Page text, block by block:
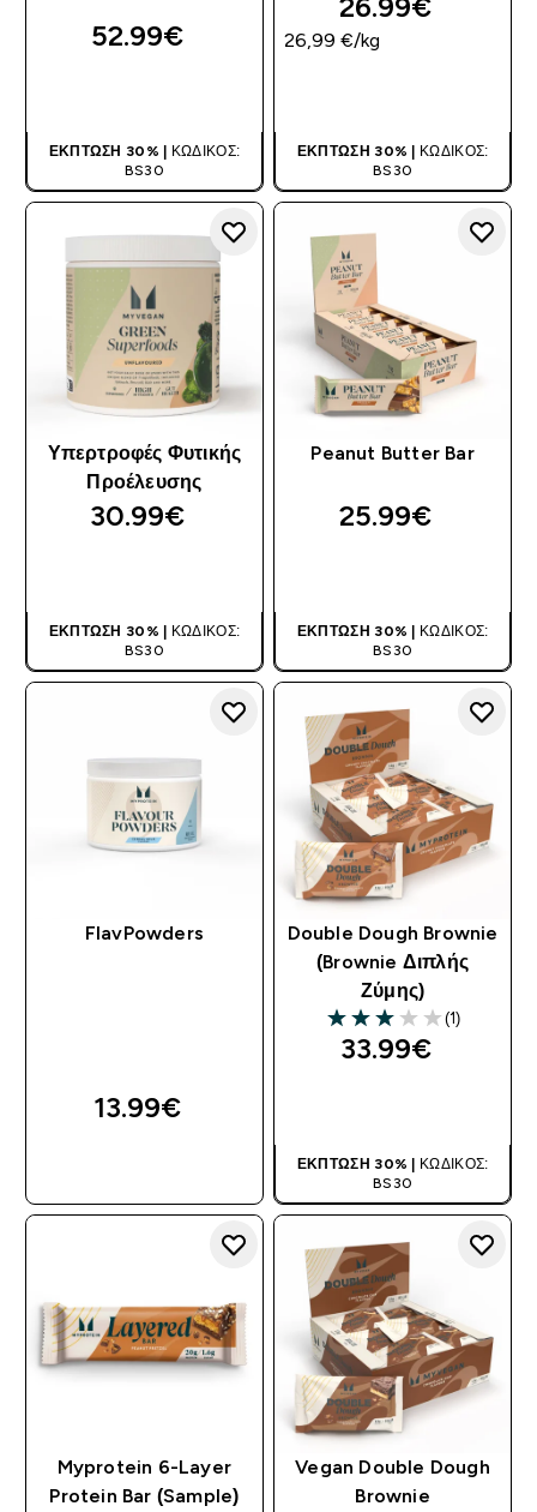
52.99€‎
ΈΚΠΤΩΣΗ 30% |
ΚΩΔΙΚΌΣ:
BS30
26.99€‎
26,99 €‎/kg
ΈΚΠΤΩΣΗ 30% |
ΚΩΔΙΚΌΣ:
BS30
Υπερτροφές Φυτικής
Προέλευσης
30.99€‎
ΈΚΠΤΩΣΗ 30% |
ΚΩΔΙΚΌΣ:
BS30
Peanut Butter Bar
25.99€‎
ΈΚΠΤΩΣΗ 30% |
ΚΩΔΙΚΌΣ:
BS30
FlavPowders
13.99€‎
Double Dough Brownie
(Brownie Διπλής
Ζύμης)
3 out of 5 stars
(1)
33.99€‎
ΈΚΠΤΩΣΗ 30% |
ΚΩΔΙΚΌΣ:
BS30
Myprotein 6-Layer
Protein Bar (Sample)
Vegan Double Dough
Brownie